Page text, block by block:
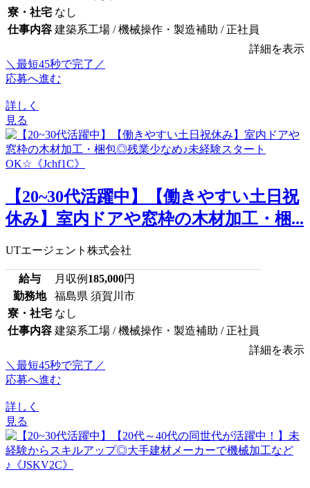
寮・社宅 なし
仕事内容 建築系工場 / 機械操作・製造補助 / 正社員
詳細を表示
＼最短45秒で完了／
応募へ進む
詳しく
見る
【20~30代活躍中】【働きやすい土日祝
休み】室内ドアや窓枠の木材加工・梱...
UTエージェント株式会社
給与 月収例 185,000円
勤務地
福島県 須賀川市
寮・社宅 なし
仕事内容 建築系工場 / 機械操作・製造補助 / 正社員
詳細を表示
＼最短45秒で完了／
応募へ進む
詳しく
見る